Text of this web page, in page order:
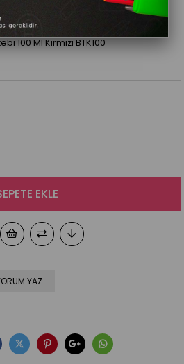
100 Ml Kırmızı BTK100
YAZ